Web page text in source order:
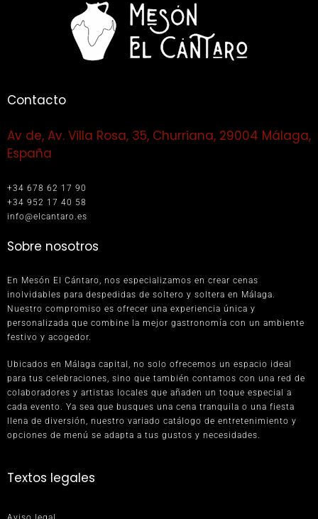
Contacto
Av de, Av. Villa Rosa, 35, Churriana, 29004 Málaga,
España
+34 678 62 17 90
+34 952 17 40 58
info@elcantaro.es
Sobre nosotros
En Mesón El Cántaro, nos especializamos en crear cenas
inolvidables para despedidas de soltero y soltera en Málaga.
Nuestro compromiso es ofrecer una experiencia única y
personalizada que combine la mejor gastronomía con un ambiente
festivo y acogedor.
Ubicados en Málaga capital, no solo ofrecemos un espacio ideal
para tus celebraciones, sino que también contamos con una red de
colaboradores y artistas locales que añaden un toque especial a
cada evento. Ya sea que busques una cena tranquila o una fiesta
llena de diversión, nuestro variado catálogo de entretenimiento y
opciones de menú se adapta a tus gustos y necesidades.
Textos legales